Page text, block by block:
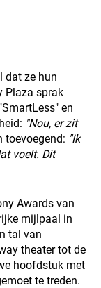
dat ze hun
Plaza sprak
en
"Nou, er zit
toevoegend: "Ik
voelt. Dit
Awards van
mijlpaal in
tal van
theater tot de
hoofdstuk met
te treden.